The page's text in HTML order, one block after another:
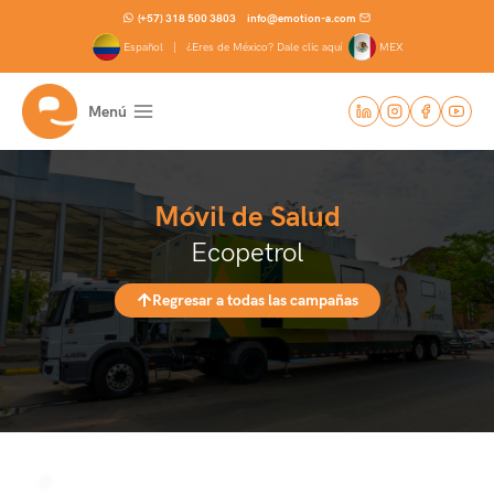
(+57) 318 500 3803 info@emotion-a.com
Español | ¿Eres de México? Dale clic aquí MEX
Menú
Móvil de Salud
Ecopetrol
Regresar a todas las campañas